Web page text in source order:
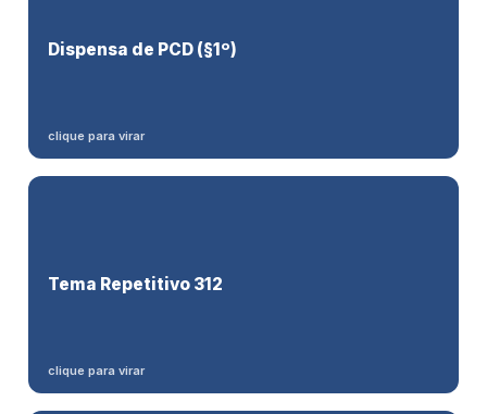
Dispensa de PCD (§1º)
clique para virar
substituto em condição semelhante
. Garantia indireta: dispensável se a empresa já supera a
Tema Repetitivo 312
clique para virar